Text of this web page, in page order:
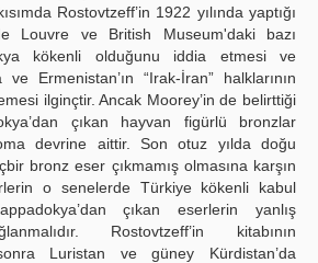
Rostovtzeff’in 1922 yılında yaptığı
Louvre ve British Museum'daki bazı
kökenli olduğunu iddia etmesi ve
Ermenistan’ın “Irak-İran” halklarının
ilginçtir. Ancak Moorey’in de belirttiği
çıkan hayvan figürlü bronzlar
devrine aittir. Son otuz yılda doğu
bronz eser çıkmamış olmasına karşın
o senelerde Türkiye kökenli kabul
çıkan eserlerin yanlış
Rostovtzeff’in kitabının
sonra Luristan ve güney Kürdistan’da